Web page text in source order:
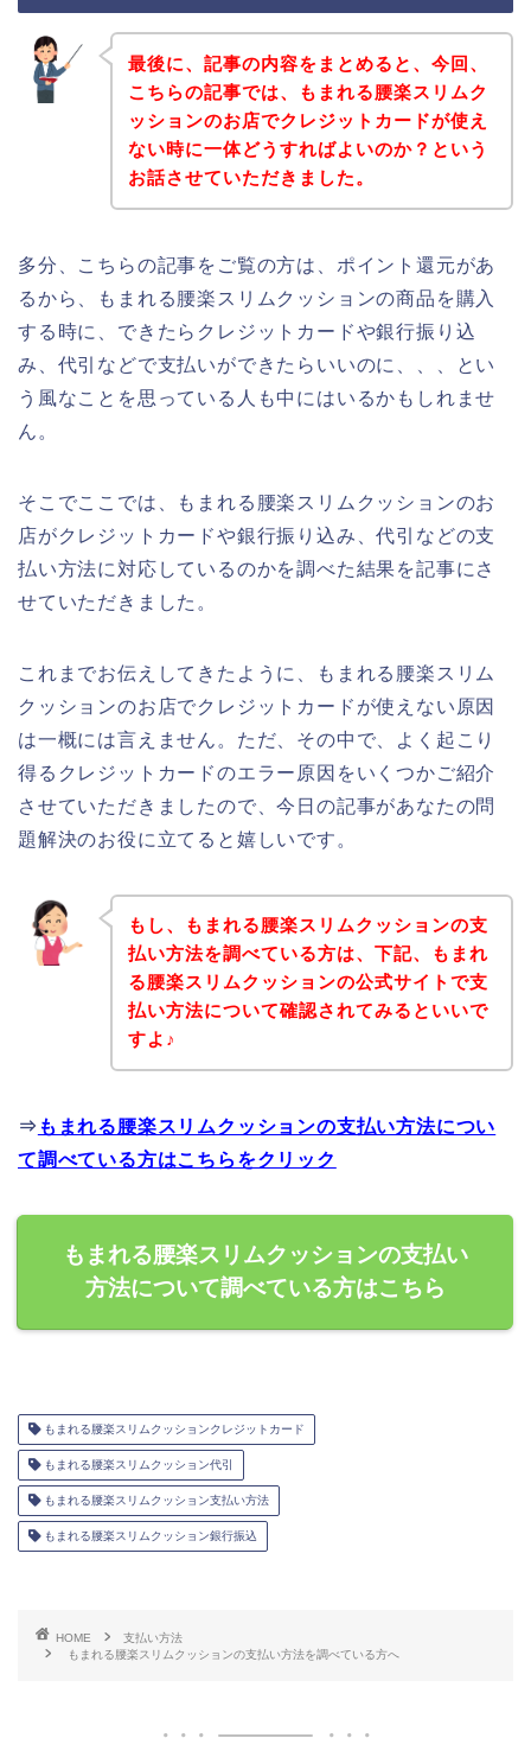
最後に、記事の内容をまとめると、今回、
こちらの記事では、もまれる腰楽スリムク
ッションのお店でクレジットカードが使え
ない時に一体どうすればよいのか？という
お話させていただきました。
多分、こちらの記事をご覧の方は、ポイント還元があ
るから、もまれる腰楽スリムクッションの商品を購入
する時に、できたらクレジットカードや銀行振り込
み、代引などで支払いができたらいいのに、、、とい
う風なことを思っている人も中にはいるかもしれませ
ん。
そこでここでは、もまれる腰楽スリムクッションのお
店がクレジットカードや銀行振り込み、代引などの支
払い方法に対応しているのかを調べた結果を記事にさ
せていただきました。
これまでお伝えしてきたように、もまれる腰楽スリム
クッションのお店でクレジットカードが使えない原因
は一概には言えません。ただ、その中で、よく起こり
得るクレジットカードのエラー原因をいくつかご紹介
させていただきましたので、今日の記事があなたの問
題解決のお役に立てると嬉しいです。
もし、もまれる腰楽スリムクッションの支
払い方法を調べている方は、下記、もまれ
る腰楽スリムクッションの公式サイトで支
払い方法について確認されてみるといいで
すよ♪
⇒ もまれる腰楽スリムクッションの支払い方法につい
て調べている方はこちらをクリック
もまれる腰楽スリムクッションの支払い
方法について調べている方はこちら
もまれる腰楽スリムクッションクレジットカード
もまれる腰楽スリムクッション代引
もまれる腰楽スリムクッション支払い方法
もまれる腰楽スリムクッション銀行振込
HOME
支払い方法
もまれる腰楽スリムクッションの支払い方法を調べている方へ